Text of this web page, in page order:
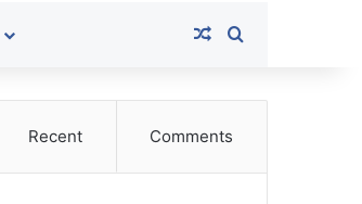
Random Article
Recent Comments